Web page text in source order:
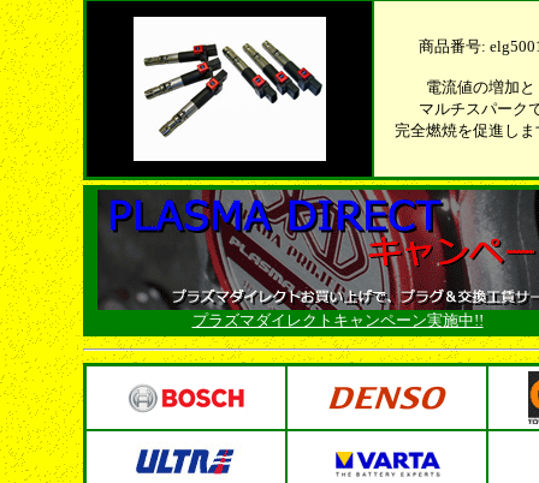
商品番号:
電流値の増加と
マルチスパーク
完全燃焼を促進しま
プラズマダイレクトキャンペーン実施中!!